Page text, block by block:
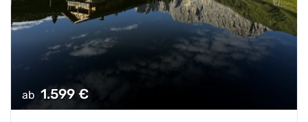
ab 1.599 €